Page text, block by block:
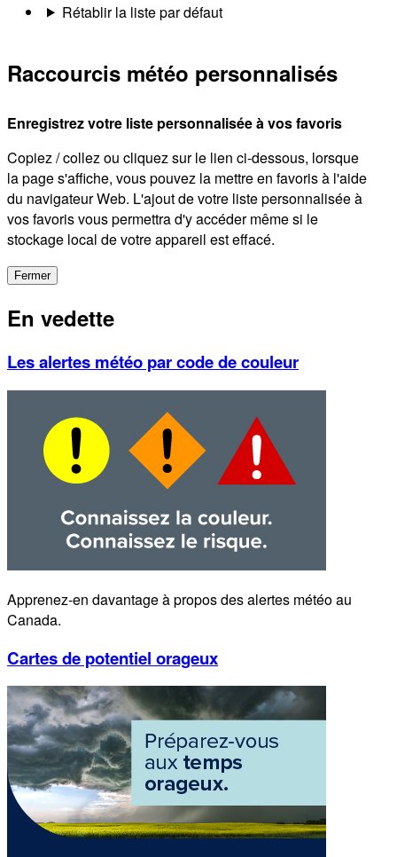
Rétablir la liste par défaut
Raccourcis météo personnalisés
Enregistrez votre liste personnalisée à vos favoris
Copiez / collez ou cliquez sur le lien ci-dessous, lorsque
la page s'affiche, vous pouvez la mettre en favoris à l'aide
du navigateur Web. L'ajout de votre liste personnalisée à
vos favoris vous permettra d'y accéder même si le
stockage local de votre appareil est effacé.
Fermer
En vedette
Les alertes météo par code de couleur
Apprenez-en davantage à propos des alertes météo au
Canada.
Cartes de potentiel orageux